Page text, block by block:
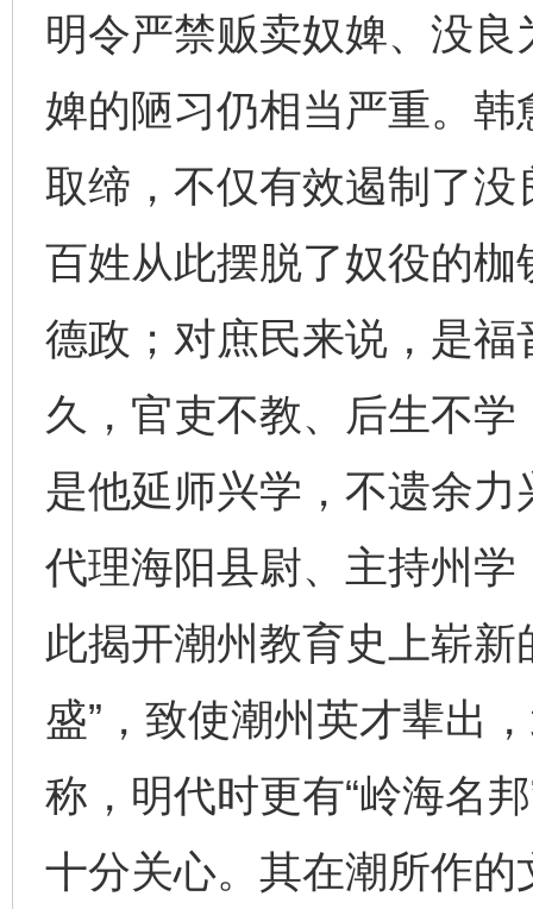
明令严禁贩卖奴婢、没
婢的陋习仍相当严重。
取缔，不仅有效遏制了
百姓从此摆脱了奴役的
德政；对庶民来说，是
久，官吏不教、后生不
是他延师兴学，不遗余
代理海阳县尉、主持州
此揭开潮州教育史上崭
盛”，致使潮州英才辈出
称，明代时更有“岭海名
十分关心。其在潮所作